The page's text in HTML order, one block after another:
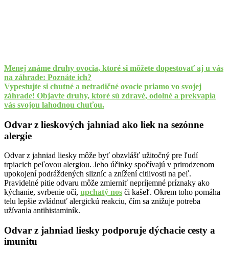
Menej známe druhy ovocia, ktoré si môžete dopestovať aj u vás
na záhrade: Poznáte ich?
Vypestujte si chutné a netradičné ovocie priamo vo svojej
záhrade! Objavte druhy, ktoré sú zdravé, odolné a prekvapia
vás svojou lahodnou chuťou.
Odvar z lieskových jahniad ako liek na sezónne
alergie
Odvar z jahniad liesky môže byť obzvlášť užitočný pre ľudí
trpiacich peľovou alergiou. Jeho účinky spočívajú v prirodzenom
upokojení podráždených slizníc a znížení citlivosti na peľ.
Pravidelné pitie odvaru môže zmierniť nepríjemné príznaky ako
kýchanie, svrbenie očí, upchatý nos či kašeľ. Okrem toho pomáha
telu lepšie zvládnuť alergickú reakciu, čím sa znižuje potreba
užívania antihistaminík.
Odvar z jahniad liesky podporuje dýchacie cesty a
imunitu